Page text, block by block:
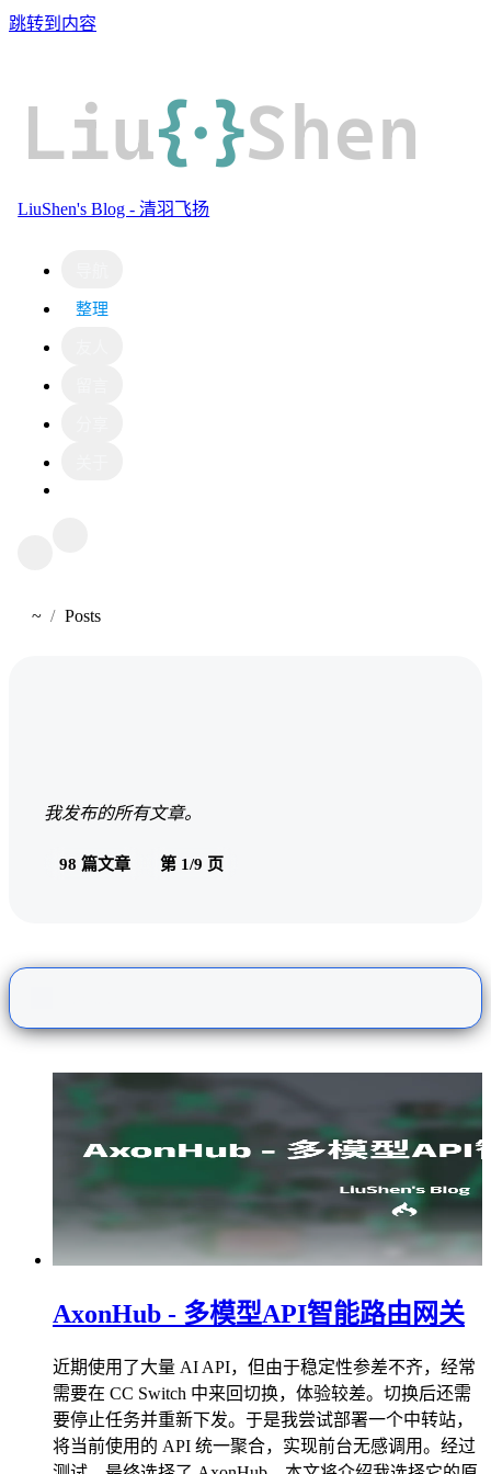
跳转到内容
Liu{·}Shen
LiuShen's Blog - 清羽飞扬
整理
~首页Posts
我发布的所有文章。
98 篇文章 第 1/9 页
AxonHub - 多模型API智能路由网关
近期使用了大量 AI API，但由于稳定性参差不齐，经常
需要在 CC Switch 中来回切换，体验较差。切换后还需
要停止任务并重新下发。于是我尝试部署一个中转站，
将当前使用的 API 统一聚合，实现前台无感调用。经过